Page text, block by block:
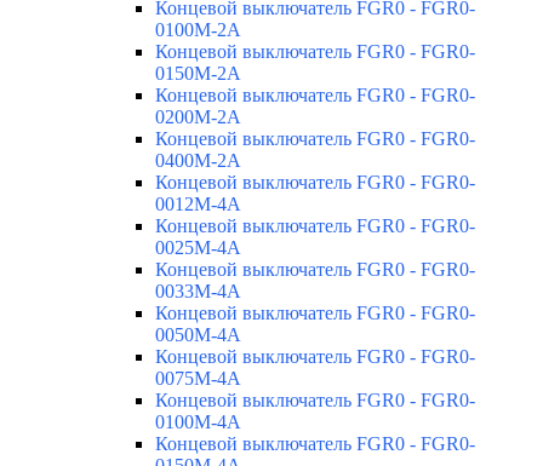
Концевой выключатель FGR0 - FGR0-
0100M-2A
Концевой выключатель FGR0 - FGR0-
0150M-2A
Концевой выключатель FGR0 - FGR0-
0200M-2A
Концевой выключатель FGR0 - FGR0-
0400M-2A
Концевой выключатель FGR0 - FGR0-
0012M-4A
Концевой выключатель FGR0 - FGR0-
0025M-4A
Концевой выключатель FGR0 - FGR0-
0033M-4A
Концевой выключатель FGR0 - FGR0-
0050M-4A
Концевой выключатель FGR0 - FGR0-
0075M-4A
Концевой выключатель FGR0 - FGR0-
0100M-4A
Концевой выключатель FGR0 - FGR0-